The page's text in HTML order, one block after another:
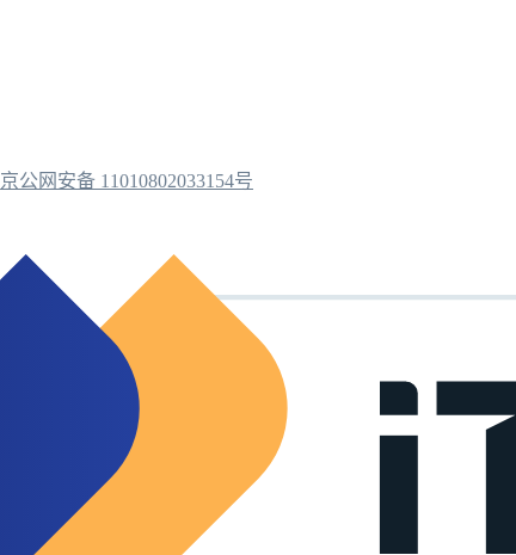
京公网安备 11010802033154号